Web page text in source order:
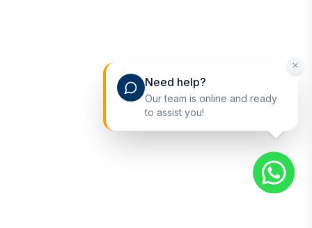
Need help?
Our team is online and ready
to assist you!